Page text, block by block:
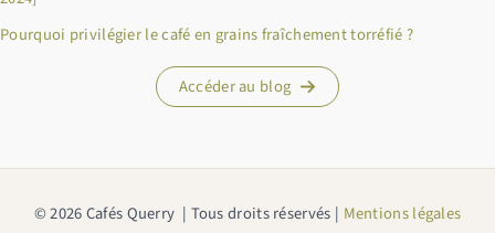
Pourquoi privilégier le café en grains fraîchement torréfié ?
Accéder au blog
© 2026 Cafés Querry | Tous droits réservés | Mentions légales
Bienvenue chez Cafés Querry !
Profitez de -10% sur votre première commande (hors
abonnements, machines à café, bouilloires, machines à thé et
votre panier.